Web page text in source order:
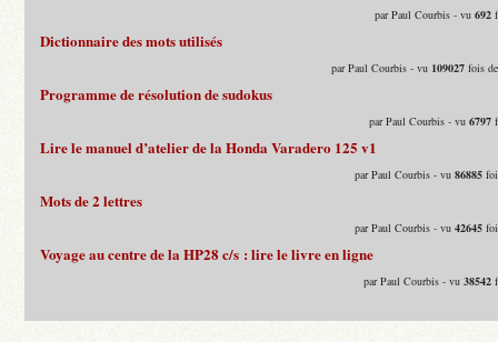
par Paul Courbis - vu692
Dictionnaire des mots utilisés
par Paul Courbis - vu 109027 fois
Programme de résolution de sudokus
par Paul Courbis - vu6797
Lire le manuel d’atelier de la Honda Varadero 125 v1
par Paul Courbis - vu86885
Mots de 2 lettres
par Paul Courbis - vu42645
Voyage au centre de la HP28 c/s : lire le livre en ligne
par Paul Courbis - vu38542